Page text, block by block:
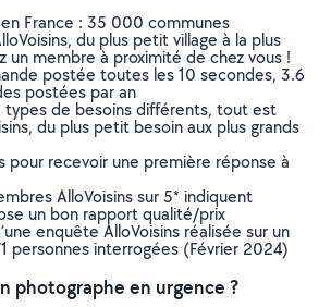
France : 35 000 communes
du plus petit village à la plus
un membre à proximité de chez vous !
postée toutes les 10 secondes, 3.6
postées par an
types de besoins différents, tout est
du plus petit besoin aux plus grands
pour recevoir une première réponse à
AlloVoisins sur 5* indiquent
un bon rapport qualité/prix
enquête AlloVoisins réalisée sur un
personnes interrogées (Février 2024)
photographe en urgence ?